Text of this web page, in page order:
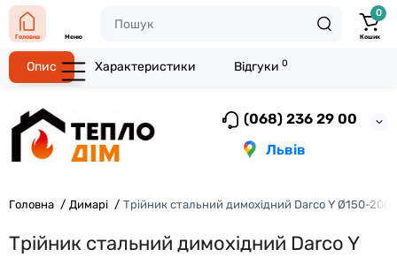
(068) 236 29 00
Львів
Головна Меню
0
Кошик
Головна Димарі Трійник стальний димохідний Darco Y Ø150-200
Трійник стальний димохідний Darco Y
Опис Характеристики Відгуки 0